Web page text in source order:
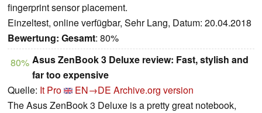
fingerprint sensor placement.
Einzeltest, online verfügbar, Sehr Lang, Datum: 20.04.2018
Bewertung: Gesamt: 80%
80% Asus ZenBook 3 Deluxe review: Fast, stylish and
far too expensive
Quelle: It Pro EN→DE Archive.org version
The Asus ZenBook 3 Deluxe is a pretty great notebook,